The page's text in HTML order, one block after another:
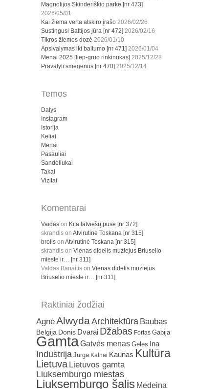
Magnolijos Skinderiškio parke [nr 473]
2026/05/01
Kai žiema verta atskiro įrašo 2026/02/26
Sustingusi Baltijos jūra [nr 472] 2026/02/16
Tikros žiemos dozė 2026/01/10
Apsivalymas iki baltumo [nr 471] 2026/01/04
Menai 2025 [liep-gruo rinkinukas] 2025/12/28
Pravalyti smegenus [nr 470] 2025/12/14
Temos
Dalys
Instagram
Istorija
Keliai
Menai
Pasauliai
Sandėliukai
Takai
Vizitai
Komentarai
Vaidas on Kita latviešų pusė [nr 372]
skrandis on Atvirutinė Toskana [nr 315]
brolis on Atvirutinė Toskana [nr 315]
skrandis on Vienas didelis muziejus Briuselio
mieste ir… [nr 311]
Valdas Banaitis on Vienas didelis muziejus
Briuselio mieste ir… [nr 311]
Raktiniai žodžiai
AgnėAlwydaArchitektūra Baubas
Belgija Donis Dvarai Džabas Fortas Gabija
GamtaGatvės menas Gėlės Ina
Industrija Jurga Kalnai Kaunas Kultūra
Lietuva Lietuvos gamta
Liuksemburgo miestas
Liuksemburgo šalis Medeina